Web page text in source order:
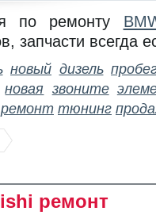
по ремонту
запчасти всегда
новый дизель
новая звоните
ремонт тюнинг
ремонт